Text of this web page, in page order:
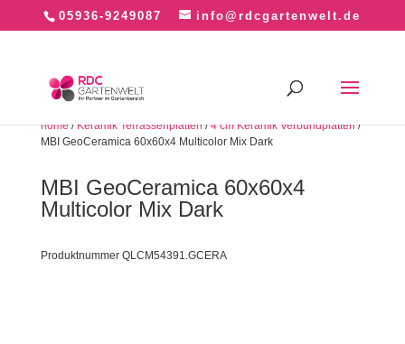
05936-9249087 info@rdcgartenwelt.de
home/Keramik Terrassenplatten/4 cm Keramik Verbundplatten/
MBI GeoCeramica 60x60x4 Multicolor Mix Dark
MBI GeoCeramica 60x60x4
Multicolor Mix Dark
Produktnummer QLCM54391.GCERA